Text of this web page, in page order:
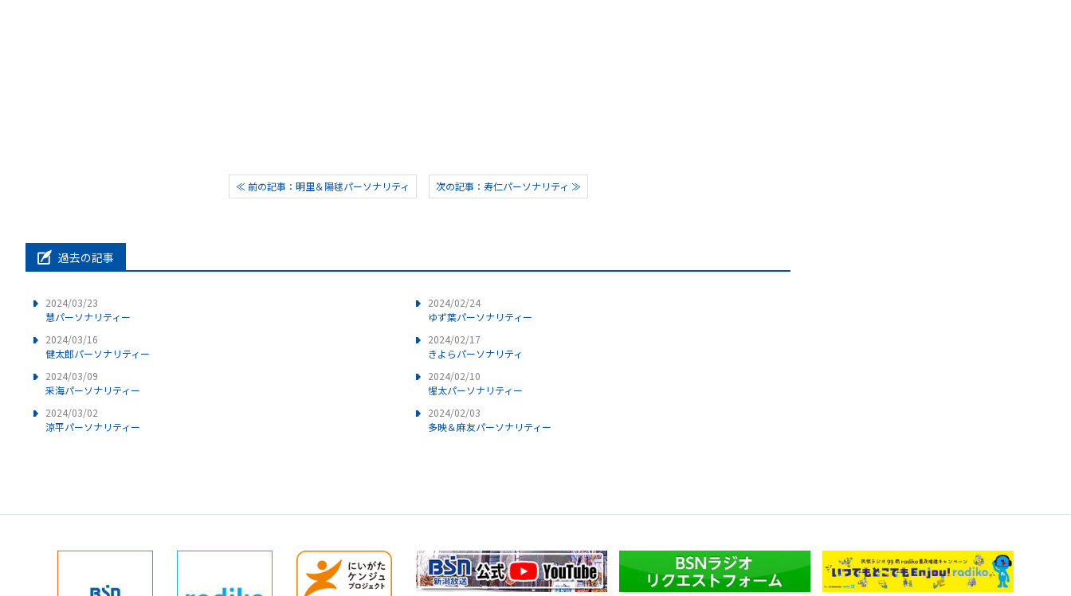
≪ 前の記事：明里＆陽毬パーソナリティ 次の記事：寿仁パーソナリティ ≫
過去の記事
2024/03/23
慧パーソナリティー
2024/03/16
健太郎パーソナリティー
2024/03/09
采海パーソナリティー
2024/03/02
涼平パーソナリティー
2024/02/24
ゆず葉パーソナリティー
2024/02/17
きよらパーソナリティ
2024/02/10
惺太パーソナリティー
2024/02/03
多映＆麻友パーソナリティー